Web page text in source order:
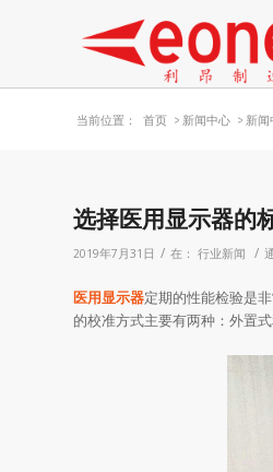
当前位置： 首页 > 新闻中心 > 新
选择医用显示器的
2019年7月31日 / 在： 行业新闻 /
医用显示器定期的性能检验是
的校准方式主要有两种：外置